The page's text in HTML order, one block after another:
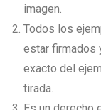
imagen.
Todos los
estar firmados
exacto del
tirada.